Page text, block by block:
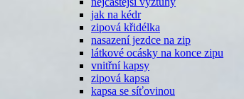
jak na kédr
zipová křidélka
nasazení jezdce na zip
látkové ocásky na konce zipu
vnitřní kapsy
zipová kapsa
kapsa se síťovinou